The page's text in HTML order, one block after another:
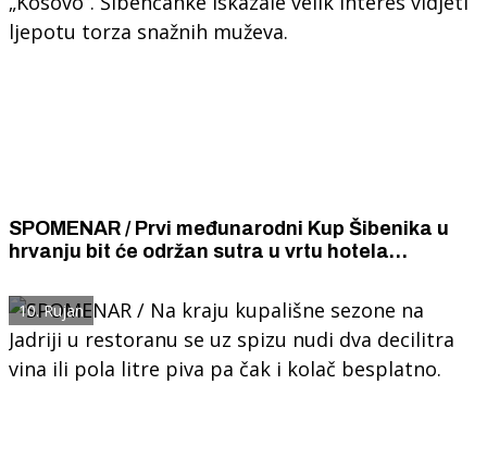
SPOMENAR / Prvi međunarodni Kup Šibenika u
hrvanju bit će održan sutra u vrtu hotela
vidjeti ljepotu torza snažnih muževa.
10. Rujan